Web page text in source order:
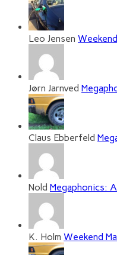
Leo Jensen
Jørn Jarnved
Claus Ebberfeld
Nold Megaphonics:
K. Holm Weekend